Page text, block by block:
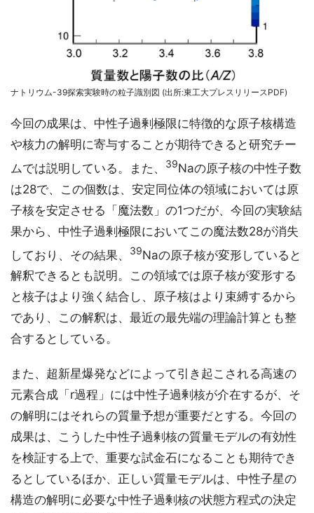
ナトリウム-39探索実験時の粒子識別図 (出所:東工大プレスリリースPDF)
今回の成果は、中性子過剰極限に特徴的な原子核構造
や核力の解明に寄与することが期待できると研究チー
ムでは説明している。また、
39Naの原子核の中性子数
は28で、この個数は、安定同位体の領域においては原
子核を安定させる「魔法数」の1つだが、今回の実験結
果から、中性子過剰極限においてこの魔法数28が消失
しており、その結果、
39Naの原子核が変形していると
解釈できるとも説明。この領域では原子核が変形する
と核子はより強く結合し、原子核はより束縛するから
であり、この解釈は、最近の最先端の理論計算とも整
合するとしている。
また、超新星爆発などによって引き起こされる高速の
元素合成「r過程」には中性子過剰核が介在するが、そ
の解明にはそれらの質量予想が重要だとする。今回の
成果は、こうした中性子過剰核の質量モデルの有効性
を検証する上で、重要な試金石になることも期待でき
るとしているほか、正しい質量モデルは、中性子星の
構造の解明に必要な中性子過剰核の状態方程式の決定